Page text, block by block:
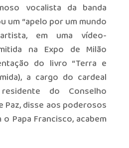
vocalista da banda
um “apelo por um mundo
em uma vídeo-
na Expo de Milão
do livro “Terra e
a cargo do cardeal
do Conselho
Paz, disse aos poderosos
Papa Francisco, acabem